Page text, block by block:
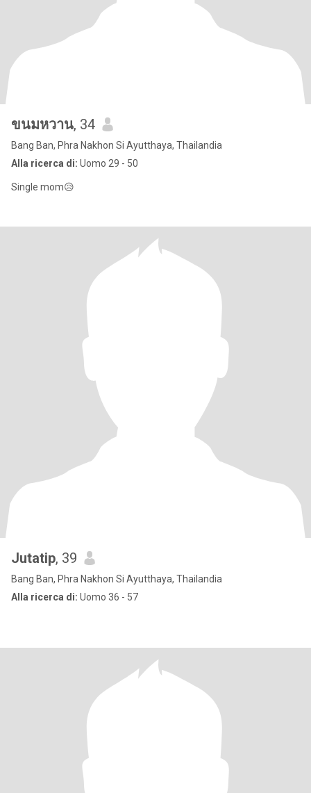
ขนมหวาน, 34
Bang Ban, Phra Nakhon Si Ayutthaya, Thailandia
Alla ricerca di: Uomo 29 - 50
Single mom😥
Jutatip, 39
Bang Ban, Phra Nakhon Si Ayutthaya, Thailandia
Alla ricerca di: Uomo 36 - 57